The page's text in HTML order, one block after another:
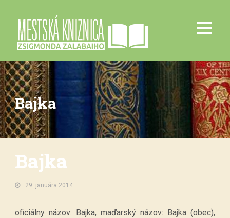
Bajka
Bajka
29. januára 2014.
oficiálny názov: Bajka, maďarský názov: Bajka (obec),